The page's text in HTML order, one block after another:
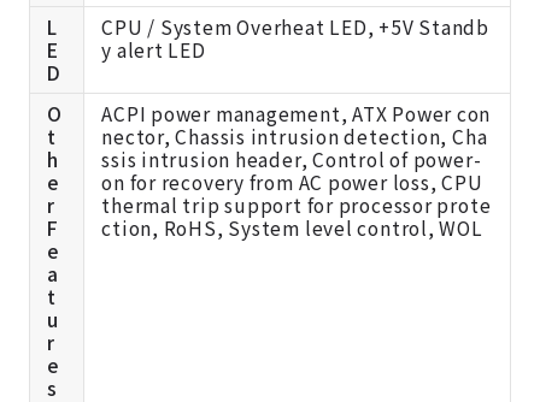
L
E
D
CPU / System Overheat LED, +5V Standb
y alert LED
O
t
h
e
r
F
e
a
t
u
r
e
s
ACPI power management, ATX Power con
nector, Chassis intrusion detection, Cha
ssis intrusion header, Control of power-
on for recovery from AC power loss, CPU
thermal trip support for processor prote
ction, RoHS, System level control, WOL